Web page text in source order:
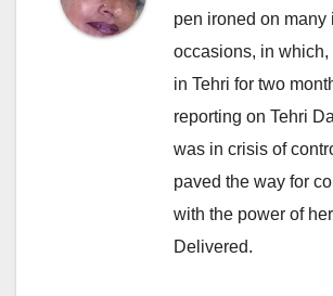
pen ironed on many
occasions, in which,
in Tehri for two
reporting on Tehri
was in crisis of
paved the way for
with the power of
Delivered.